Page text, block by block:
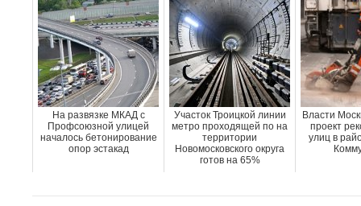
На развязке МКАД с
Профсоюзной улицей
началось бетонирование
опор эстакад
Участок Троицкой линии
метро проходящей по на
территории
Новомосковского округа
готов на 65%
Власти
проект
улиц в